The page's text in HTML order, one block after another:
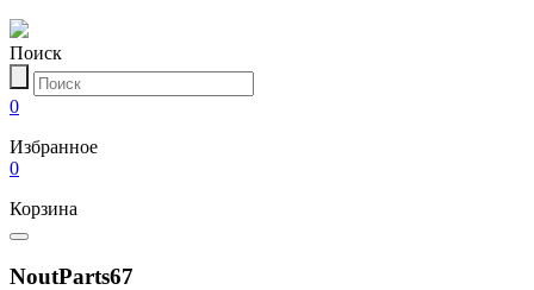
Поиск
0
Избранное
0
Корзина
NoutParts67